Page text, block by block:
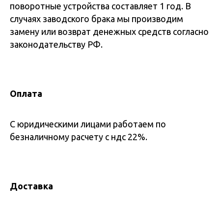
поворотные устройства составляет 1 год. В
случаях заводского брака мы производим
замену или возврат денежных средств согласно
законодательству РФ.
Оплата
С юридическими лицами работаем по
безналичному расчету с ндс 22%.
Доставка